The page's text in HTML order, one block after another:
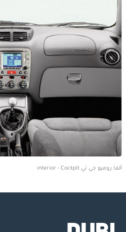
ألفا روميو جي تي interior - Cockpit